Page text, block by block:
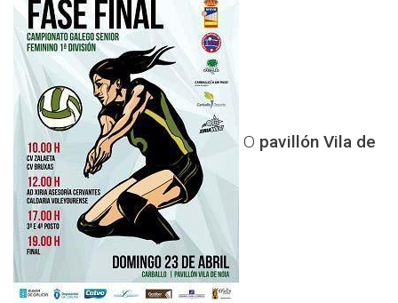
O pavillón Vila de